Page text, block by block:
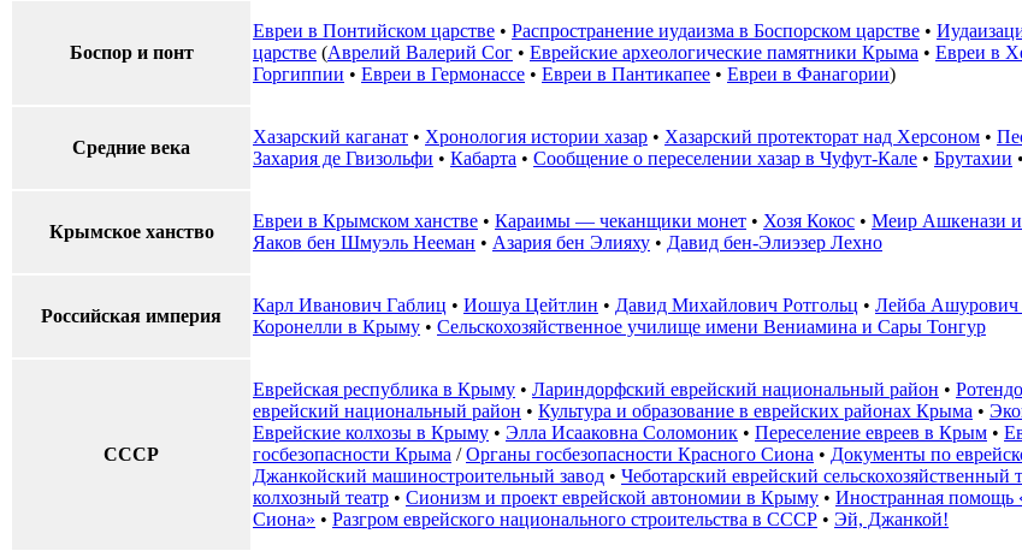
Боспор и понт
Евреи в Понтийском царстве • Распространение иудаизма в Боспорском царстве •
царстве (Аврелий Валерий Сог • Еврейские археологические памятники Крыма • Евреи в
Горгиппии • Евреи в Гермонассе • Евреи в Пантикапее • Евреи в Фанагории)
Средние века
Хазарский каганат • Хронология истории хазар • Хазарский протекторат над Херсоном •
Захария де Гвизольфи • Кабарта • Сообщение о переселении хазар в Чуфут-Кале • Брутахии •
Крымское ханство
Евреи в Крымском ханстве • Караимы — чеканщики монет • Хозя Кокос • Меир Ашкенази
Яаков бен Шмуэль Нееман • Азария бен Элияху • Давид бен-Элиэзер Лех­но
Российская империя
Карл Иванович Габлиц • Иошуа Цейтлин • Давид Михайлович Ротгольц • Лейба
Коронелли в Крыму • Сельскохозяйственное училище имени Вениамина и Сары Тонгур
СССР
Еврейская республика в Крыму • Лариндорфский еврейский национальный район •
еврейский национальный район • Культура и образование в еврейских районах Крыма •
Еврейские колхозы в Крыму • Элла Исааковна Соломоник • Переселение евреев в Крым •
госбезопасности Крыма /Органы госбезопасности Красного Сиона • Документы по
Джанкойский машиностроительный завод • Чеботарский еврейский сельскохозяйственный
колхозный театр • Сионизм и проект еврейской автономии в Крыму • Иностранная помощь
Сиона» • Разгром еврейского национального строительства в СССР • Эй, Джанкой!